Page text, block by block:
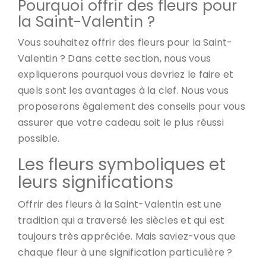
Pourquoi offrir des fleurs pour
la Saint-Valentin ?
Vous souhaitez offrir des fleurs pour la Saint-
Valentin ? Dans cette section, nous vous
expliquerons pourquoi vous devriez le faire et
quels sont les avantages à la clef. Nous vous
proposerons également des conseils pour vous
assurer que votre cadeau soit le plus réussi
possible.
Les fleurs symboliques et
leurs significations
Offrir des fleurs à la Saint-Valentin est une
tradition qui a traversé les siècles et qui est
toujours très appréciée. Mais saviez-vous que
chaque fleur à une signification particulière ?